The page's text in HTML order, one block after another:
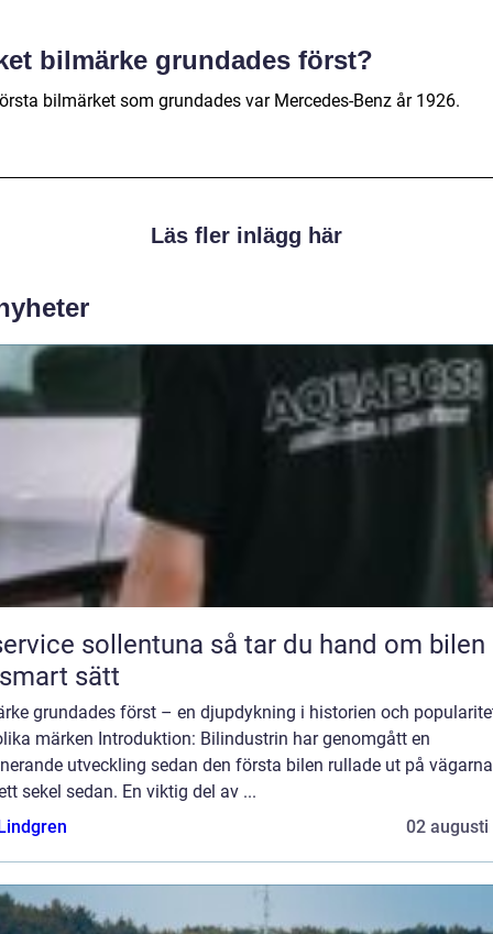
bilmärke grundades först?
bilmärket som grundades var Mercedes-Benz år 1926.
Läs fler inlägg här
sollentuna så tar du hand om bilen på
sätt
grundades först – en djupdykning i historien och
märken Introduktion: Bilindustrin har genomgått en
utveckling sedan den första bilen rullade ut på
sekel sedan. En viktig del av ...
02 augusti